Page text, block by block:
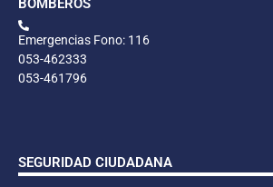
BOMBEROS
Emergencias Fono: 116
053-462333
053-461796
SEGURIDAD CIUDADANA